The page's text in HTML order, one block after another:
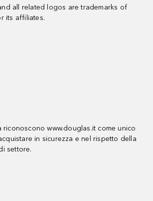
all related logos are trademarks of
its affiliates.
riconoscono www.douglas.it come unico
in sicurezza e nel rispetto della
settore.